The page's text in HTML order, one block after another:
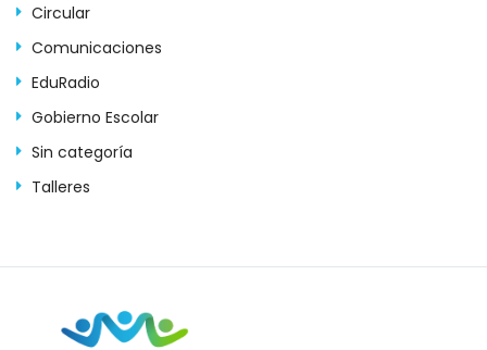
Circular
Comunicaciones
EduRadio
Gobierno Escolar
Sin categoría
Talleres